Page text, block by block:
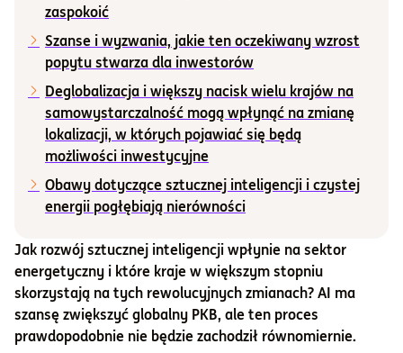
Otwórz konto
Zaloguj
Jak rozwój sztucznej inteligencji wpłynie na sektor
energetyczny i które kraje w większym stopniu
skorzystają na tych rewolucyjnych zmianach? AI ma
szansę zwiększyć globalny PKB, ale ten proces
prawdopodobnie nie będzie zachodził równomiernie.
zaspokoić
Szanse i wyzwania, jakie ten oczekiwany wzrost
popytu stwarza dla inwestorów
Deglobalizacja i większy nacisk wielu krajów na
samowystarczalność mogą wpłynąć na zmianę
lokalizacji, w których pojawiać się będą
możliwości inwestycyjne
Obawy dotyczące sztucznej inteligencji i czystej
energii pogłębiają nierówności